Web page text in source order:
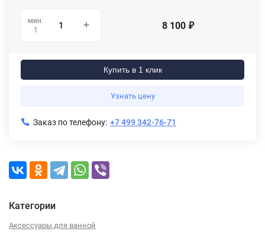
мин.
1
8 100 ₽
Купить в 1 клик
Узнать цену
Заказ по телефону: +7 499 342-76-71
Категории
Аксессуары для ванной